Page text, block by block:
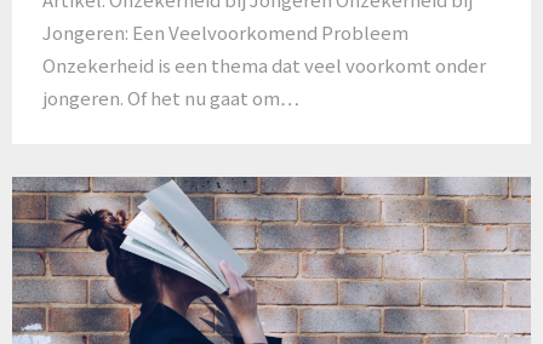
Jongeren: Een Veelvoorkomend Probleem
Onzekerheid is een thema dat veel voorkomt onder
jongeren. Of het nu gaat om…